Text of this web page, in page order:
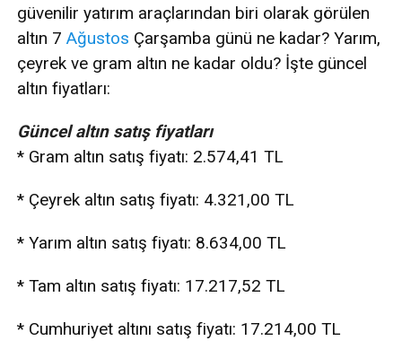
güvenilir yatırım araçlarından biri olarak görülen
altın 7 Ağustos Çarşamba günü ne kadar? Yarım,
çeyrek ve gram altın ne kadar oldu? İşte güncel
altın fiyatları:
Güncel altın satış fiyatları
* Gram altın satış fiyatı: 2.574,41 TL
* Çeyrek altın satış fiyatı: 4.321,00 TL
* Yarım altın satış fiyatı: 8.634,00 TL
* Tam altın satış fiyatı: 17.217,52 TL
* Cumhuriyet altını satış fiyatı: 17.214,00 TL